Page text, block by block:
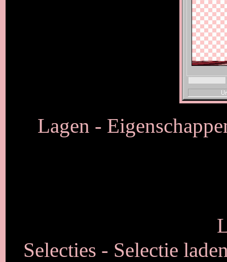
Lagen -
Selecties - Selectie